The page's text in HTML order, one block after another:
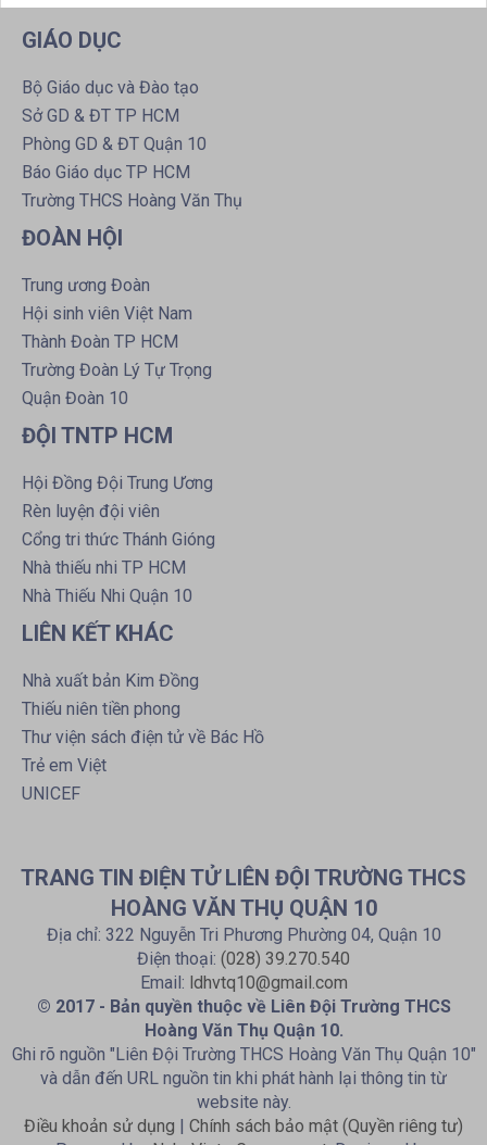
GIÁO DỤC
Bộ Giáo dục và Đào tạo
Sở GD & ĐT TP HCM
Phòng GD & ĐT Quận 10
Báo Giáo dục TP HCM
Trường THCS Hoàng Văn Thụ
ĐOÀN HỘI
Trung ương Đoàn
Hội sinh viên Việt Nam
Thành Đoàn TP HCM
Trường Đoàn Lý Tự Trọng
Quận Đoàn 10
ĐỘI TNTP HCM
Hội Đồng Đội Trung Ương
Rèn luyện đội viên
Cổng tri thức Thánh Gióng
Nhà thiếu nhi TP HCM
Nhà Thiếu Nhi Quận 10
LIÊN KẾT KHÁC
Nhà xuất bản Kim Đồng
Thiếu niên tiền phong
Thư viện sách điện tử về Bác Hồ
Trẻ em Việt
UNICEF
TRANG TIN ĐIỆN TỬ LIÊN ĐỘI TRƯỜNG THCS
HOÀNG VĂN THỤ QUẬN 10
Địa chỉ: 322 Nguyễn Tri Phương Phường 04, Quận 10
Điện thoại: (028) 39.270.540
Email: ldhvtq10@gmail.com
© 2017 - Bản quyền thuộc về Liên Đội Trường THCS
Hoàng Văn Thụ Quận 10.
Ghi rõ nguồn "Liên Đội Trường THCS Hoàng Văn Thụ Quận 10"
và dẫn đến URL nguồn tin khi phát hành lại thông tin từ
website này.
Điều khoản sử dụng | Chính sách bảo mật (Quyền riêng tư)